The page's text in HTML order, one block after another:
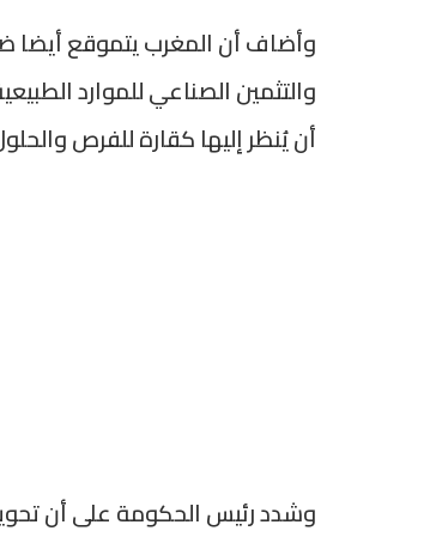
وأضاف أن المغرب يتموقع أيضا
والتثمين الصناعي للموارد
أن يُنظر إليها كقارة للفرص
وشدد رئيس الحكومة على أن